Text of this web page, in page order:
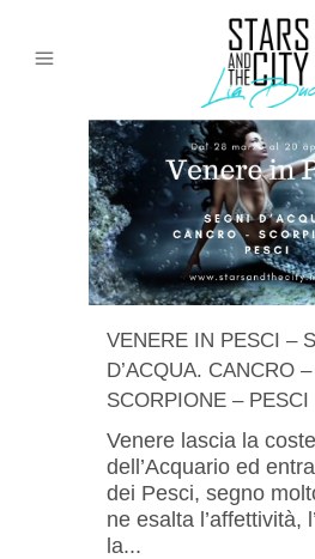
VENERE IN PESCI –
D’ACQUA. CANCRO –
SCORPIONE – PESCI
Venere lascia la
dell’Acquario ed
dei Pesci, segno
ne esalta l’affettività,
la...